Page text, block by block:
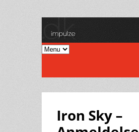
Iron Sky –